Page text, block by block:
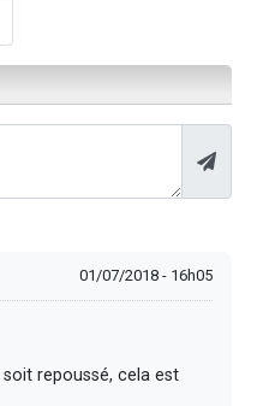
01/07/2018 - 16h05
repoussé, cela est